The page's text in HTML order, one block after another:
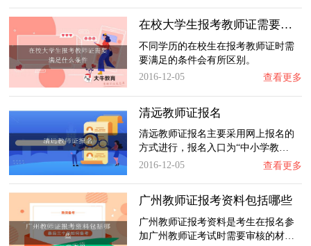
在校大学生报考教师证需要满足什么条件
不同学历的在校生在报考教师证时需
要满足的条件会有所区别。
2016-12-05
查看更多
清远教师证报名
清远教师证报名主要采用网上报名的
方式进行，报名入口为“中小学教…
2016-12-05
查看更多
广州教师证报考资料包括哪些
广州教师证报考资料是考生在报名参
加广州教师证考试时需要审核的材…